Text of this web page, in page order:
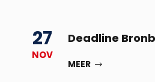
27
NOV
Deadline
MEER